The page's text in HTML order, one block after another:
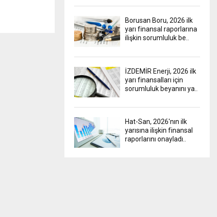
Borusan Boru, 2026 ilk
yarı finansal raporlarına
ilişkin sorumluluk be..
İZDEMİR Enerji, 2026 ilk
yarı finansalları için
sorumluluk beyanını ya..
Hat-San, 2026'nın ilk
yarısına ilişkin finansal
raporlarını onayladı..